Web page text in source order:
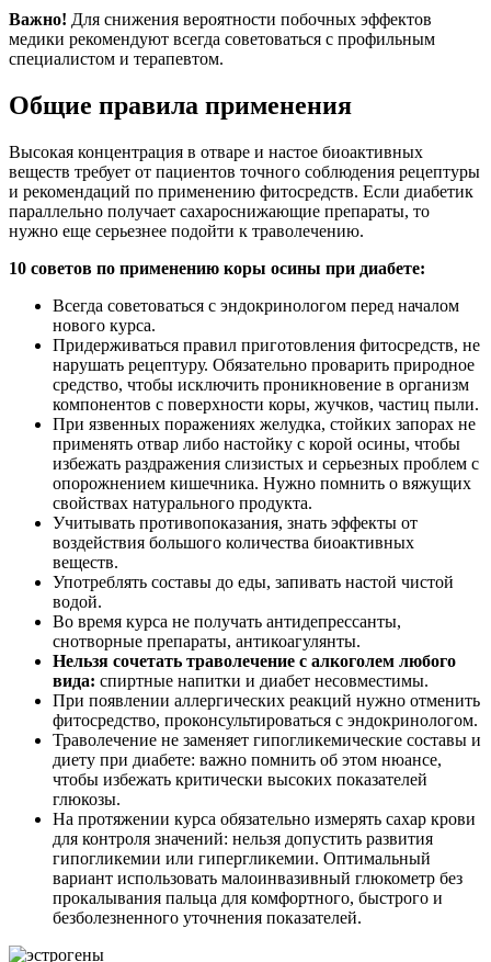
Важно! Для снижения вероятности побочных эффектов
медики рекомендуют всегда советоваться с профильным
специалистом и терапевтом.
Общие правила применения
Высокая концентрация в отваре и настое биоактивных
веществ требует от пациентов точного соблюдения рецептуры
и рекомендаций по применению фитосредств. Если диабетик
параллельно получает сахароснижающие препараты, то
нужно еще серьезнее подойти к траволечению.
10 советов по применению коры осины при диабете:
Всегда советоваться с эндокринологом перед началом
нового курса.
Придерживаться правил приготовления фитосредств, не
нарушать рецептуру. Обязательно проварить природное
средство, чтобы исключить проникновение в организм
компонентов с поверхности коры, жучков, частиц пыли.
При язвенных поражениях желудка, стойких запорах не
применять отвар либо настойку с корой осины, чтобы
избежать раздражения слизистых и серьезных проблем с
опорожнением кишечника. Нужно помнить о вяжущих
свойствах натурального продукта.
Учитывать противопоказания, знать эффекты от
воздействия большого количества биоактивных
веществ.
Употреблять составы до еды, запивать настой чистой
водой.
Во время курса не получать антидепрессанты,
снотворные препараты, антикоагулянты.
Нельзя сочетать траволечение с алкоголем любого
вида: спиртные напитки и диабет несовместимы.
При появлении аллергических реакций нужно отменить
фитосредство, проконсультироваться с эндокринологом.
Траволечение не заменяет гипогликемические составы и
диету при диабете: важно помнить об этом нюансе,
чтобы избежать критически высоких показателей
глюкозы.
На протяжении курса обязательно измерять сахар крови
для контроля значений: нельзя допустить развития
гипогликемии или гипергликемии. Оптимальный
вариант использовать малоинвазивный глюкометр без
прокалывания пальца для комфортного, быстрого и
безболезненного уточнения показателей.